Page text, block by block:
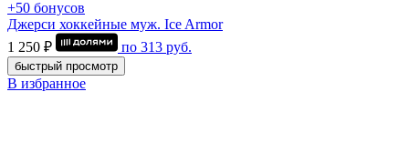
+50 бонусов
Джерси хоккейные муж. Ice Armor
1 250 ₽
по 313 руб.
быстрый просмотр
В избранное